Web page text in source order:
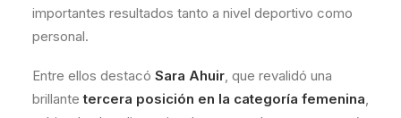
importantes resultados tanto a nivel deportivo como
personal.
Entre ellos destacó Sara Ahuir, que revalidó una
brillantetercera posición en la categoría femenina,